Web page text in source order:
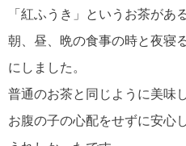
「紅ふうき」というお茶があ
朝、昼、晩の食事の時と夜寝
にしました。
普通のお茶と同じように美味
お腹の子の心配をせずに安心